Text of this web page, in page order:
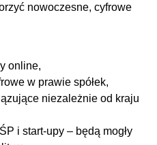
nowoczesne, cyfrowe
online,
w prawie spółek,
niezależnie od kraju
i start-upy – będą mogły